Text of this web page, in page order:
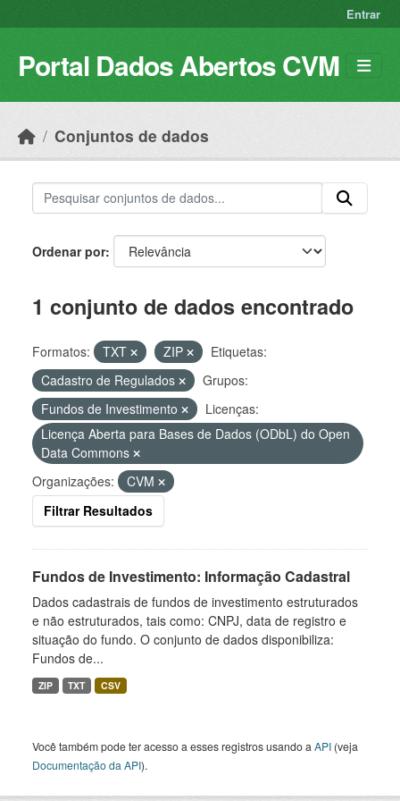
Entrar
Portal Dados Abertos CVM
Conjuntos de dados
Ordenar por
1 conjunto de dados encontrado
Formatos: TXT ZIP
Etiquetas:
Cadastro de Regulados
Grupos:
Fundos de Investimento
Licenças:
Licença Aberta para Bases de Dados (ODbL) do Open
Data Commons
Organizações:
CVM
Filtrar Resultados
Fundos de Investimento: Informação Cadastral
Dados cadastrais de fundos de investimento estruturados
e não estruturados, tais como: CNPJ, data de registro e
situação do fundo. O conjunto de dados disponibiliza:
Fundos de...
ZIP TXT CSV
Você também pode ter acesso a esses registros usando a API (veja
Documentação da API).